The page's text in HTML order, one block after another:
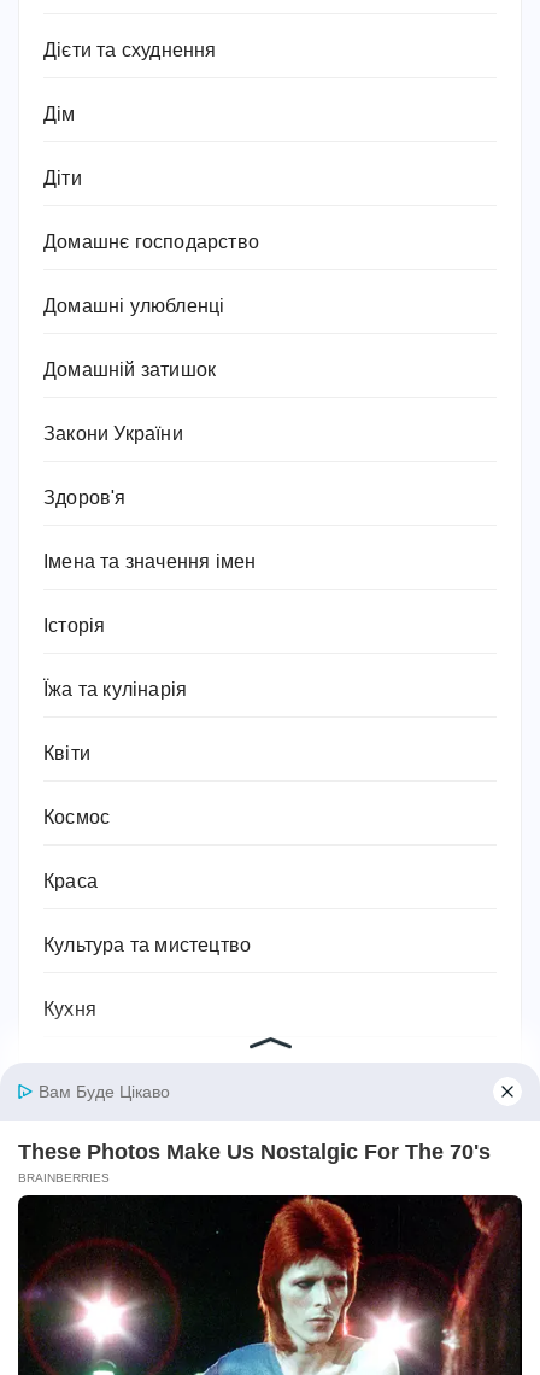
Дієти та схуднення
Дім
Діти
Домашнє господарство
Домашні улюбленці
Домашній затишок
Закони України
Здоров'я
Імена та значення імен
Історія
Їжа та кулінарія
Квіти
Космос
Краса
Культура та мистецтво
Кухня
Логістика та транспорт
Людина
Магія, хіромантія, езотерика, таро, містика